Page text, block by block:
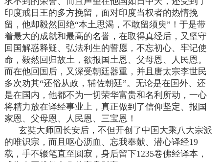
印度戒日王的多方挽留，面对印度当权者的热情挽
留，他却毅然回绝“本土思渴，不敢留须臾”！于是带
着最大的成就和最高的名誉，在取得真经后，又坚守
回国解惑释疑、弘法利生的誓愿，不忘初心、牢记使
命，毅然回归故土，欲报国土恩、父母恩、人民恩。
而在他回国后，又深受朝廷器重，并且唐太宗李世民
多次劝其“还俗从政，辅佐朝廷”。无论是在国外、还
是在国内，他都不为一切荣华富贵和名利所动，一心
将精力放在译经事业上，真正做到了信仰坚定、报国
家恩、父母恩、人民恩、三宝恩！
玄奘大师回长安后，不但开创了中国大乘八大宗派
的唯识宗，而且呕心沥血、忘我奉献、潜心译经19
载，手不辍笔直至圆寂，身后留下1235卷佛经译本，